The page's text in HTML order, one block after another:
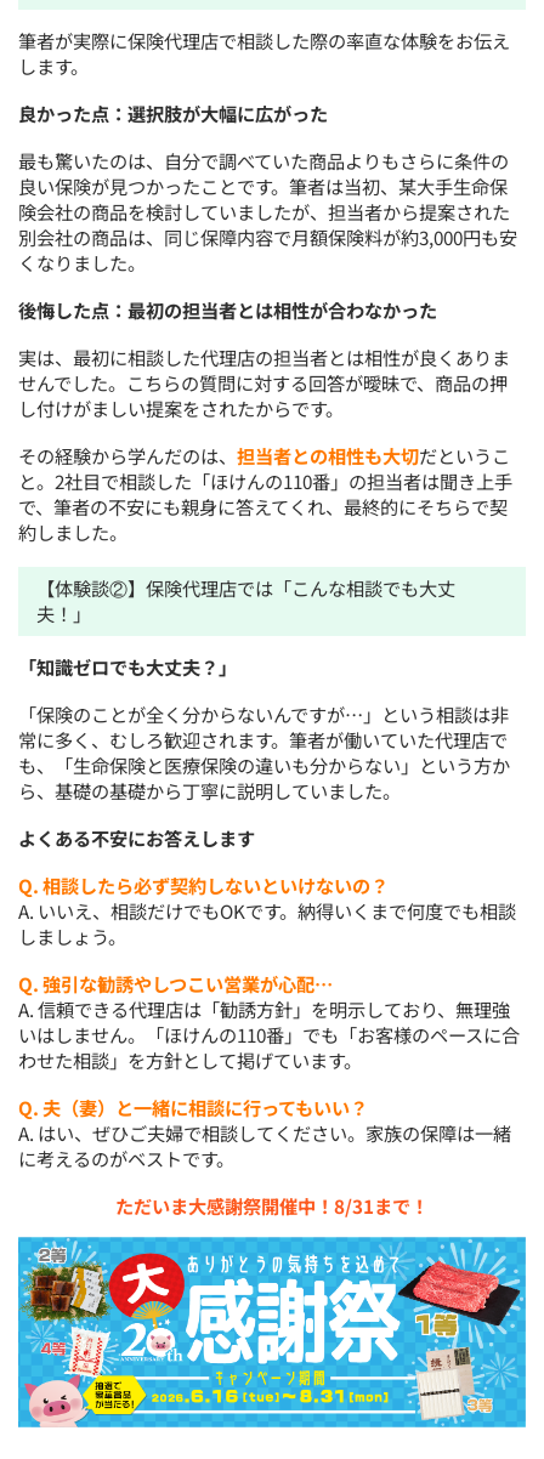
筆者が実際に保険代理店で相談した際の率直な体験をお伝え
します。
良かった点：選択肢が大幅に広がった
最も驚いたのは、自分で調べていた商品よりもさらに条件の
良い保険が見つかったことです。筆者は当初、某大手生命保
険会社の商品を検討していましたが、担当者から提案された
別会社の商品は、同じ保障内容で月額保険料が約3,000円も安
くなりました。
後悔した点：最初の担当者とは相性が合わなかった
実は、最初に相談した代理店の担当者とは相性が良くありま
せんでした。こちらの質問に対する回答が曖昧で、商品の押
し付けがましい提案をされたからです。
その経験から学んだのは、担当者との相性も大切だというこ
と。2社目で相談した「ほけんの110番」の担当者は聞き上手
で、筆者の不安にも親身に答えてくれ、最終的にそちらで契
約しました。
【体験談②】保険代理店では「こんな相談でも大丈
夫！」
「知識ゼロでも大丈夫？」
「保険のことが全く分からないんですが…」という相談は非
常に多く、むしろ歓迎されます。筆者が働いていた代理店で
も、「生命保険と医療保険の違いも分からない」という方か
ら、基礎の基礎から丁寧に説明していました。
よくある不安にお答えします
Q. 相談したら必ず契約しないといけないの？
A. いいえ、相談だけでもOKです。納得いくまで何度でも相談
しましょう。
Q. 強引な勧誘やしつこい営業が心配…
A. 信頼できる代理店は「勧誘方針」を明示しており、無理強
いはしません。「ほけんの110番」でも「お客様のペースに合
わせた相談」を方針として掲げています。
Q. 夫（妻）と一緒に相談に行ってもいい？
A. はい、ぜひご夫婦で相談してください。家族の保障は一緒
に考えるのがベストです。
ただいま大感謝祭開催中！8/31まで！